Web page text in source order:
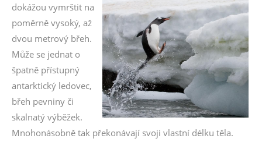
dokážou vymrštit na
poměrně vysoký, až
dvou metrový břeh.
Může se jednat o
špatně přístupný
antarktický ledovec,
břeh pevniny či
skalnatý výběžek.
Mnohonásobně tak překonávají svoji vlastní délku těla.